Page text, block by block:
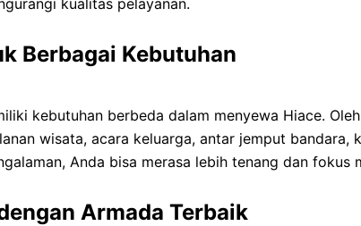
Berbagai Kebutuhan
kebutuhan berbeda dalam menyewa Hiace.
wisata, acara keluarga, antar jemput bandara,
Anda bisa merasa lebih tenang dan
Armada Terbaik